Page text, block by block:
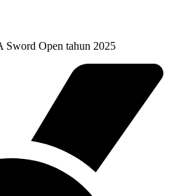
Sword Open tahun 2025